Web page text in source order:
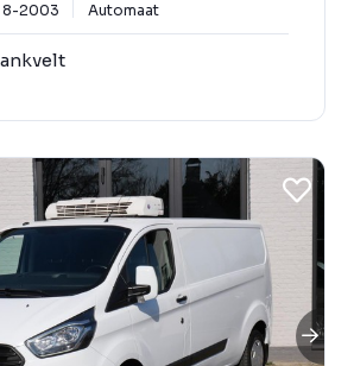
8-2003 Automaat